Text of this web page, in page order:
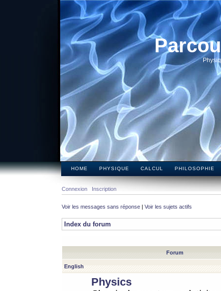
HOME PHYSIQUE CALCUL PHILOSOPHIE
Connexion Inscription
Voir les messages sans réponse | Voir les sujets actifs
Index du forum
Forum
English
Physics